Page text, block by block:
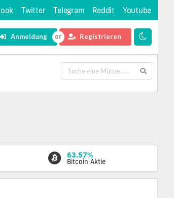
Twitter Telegram Reddit Youtube
Anmeldung Registrieren
63.57%
Bitcoin Aktie